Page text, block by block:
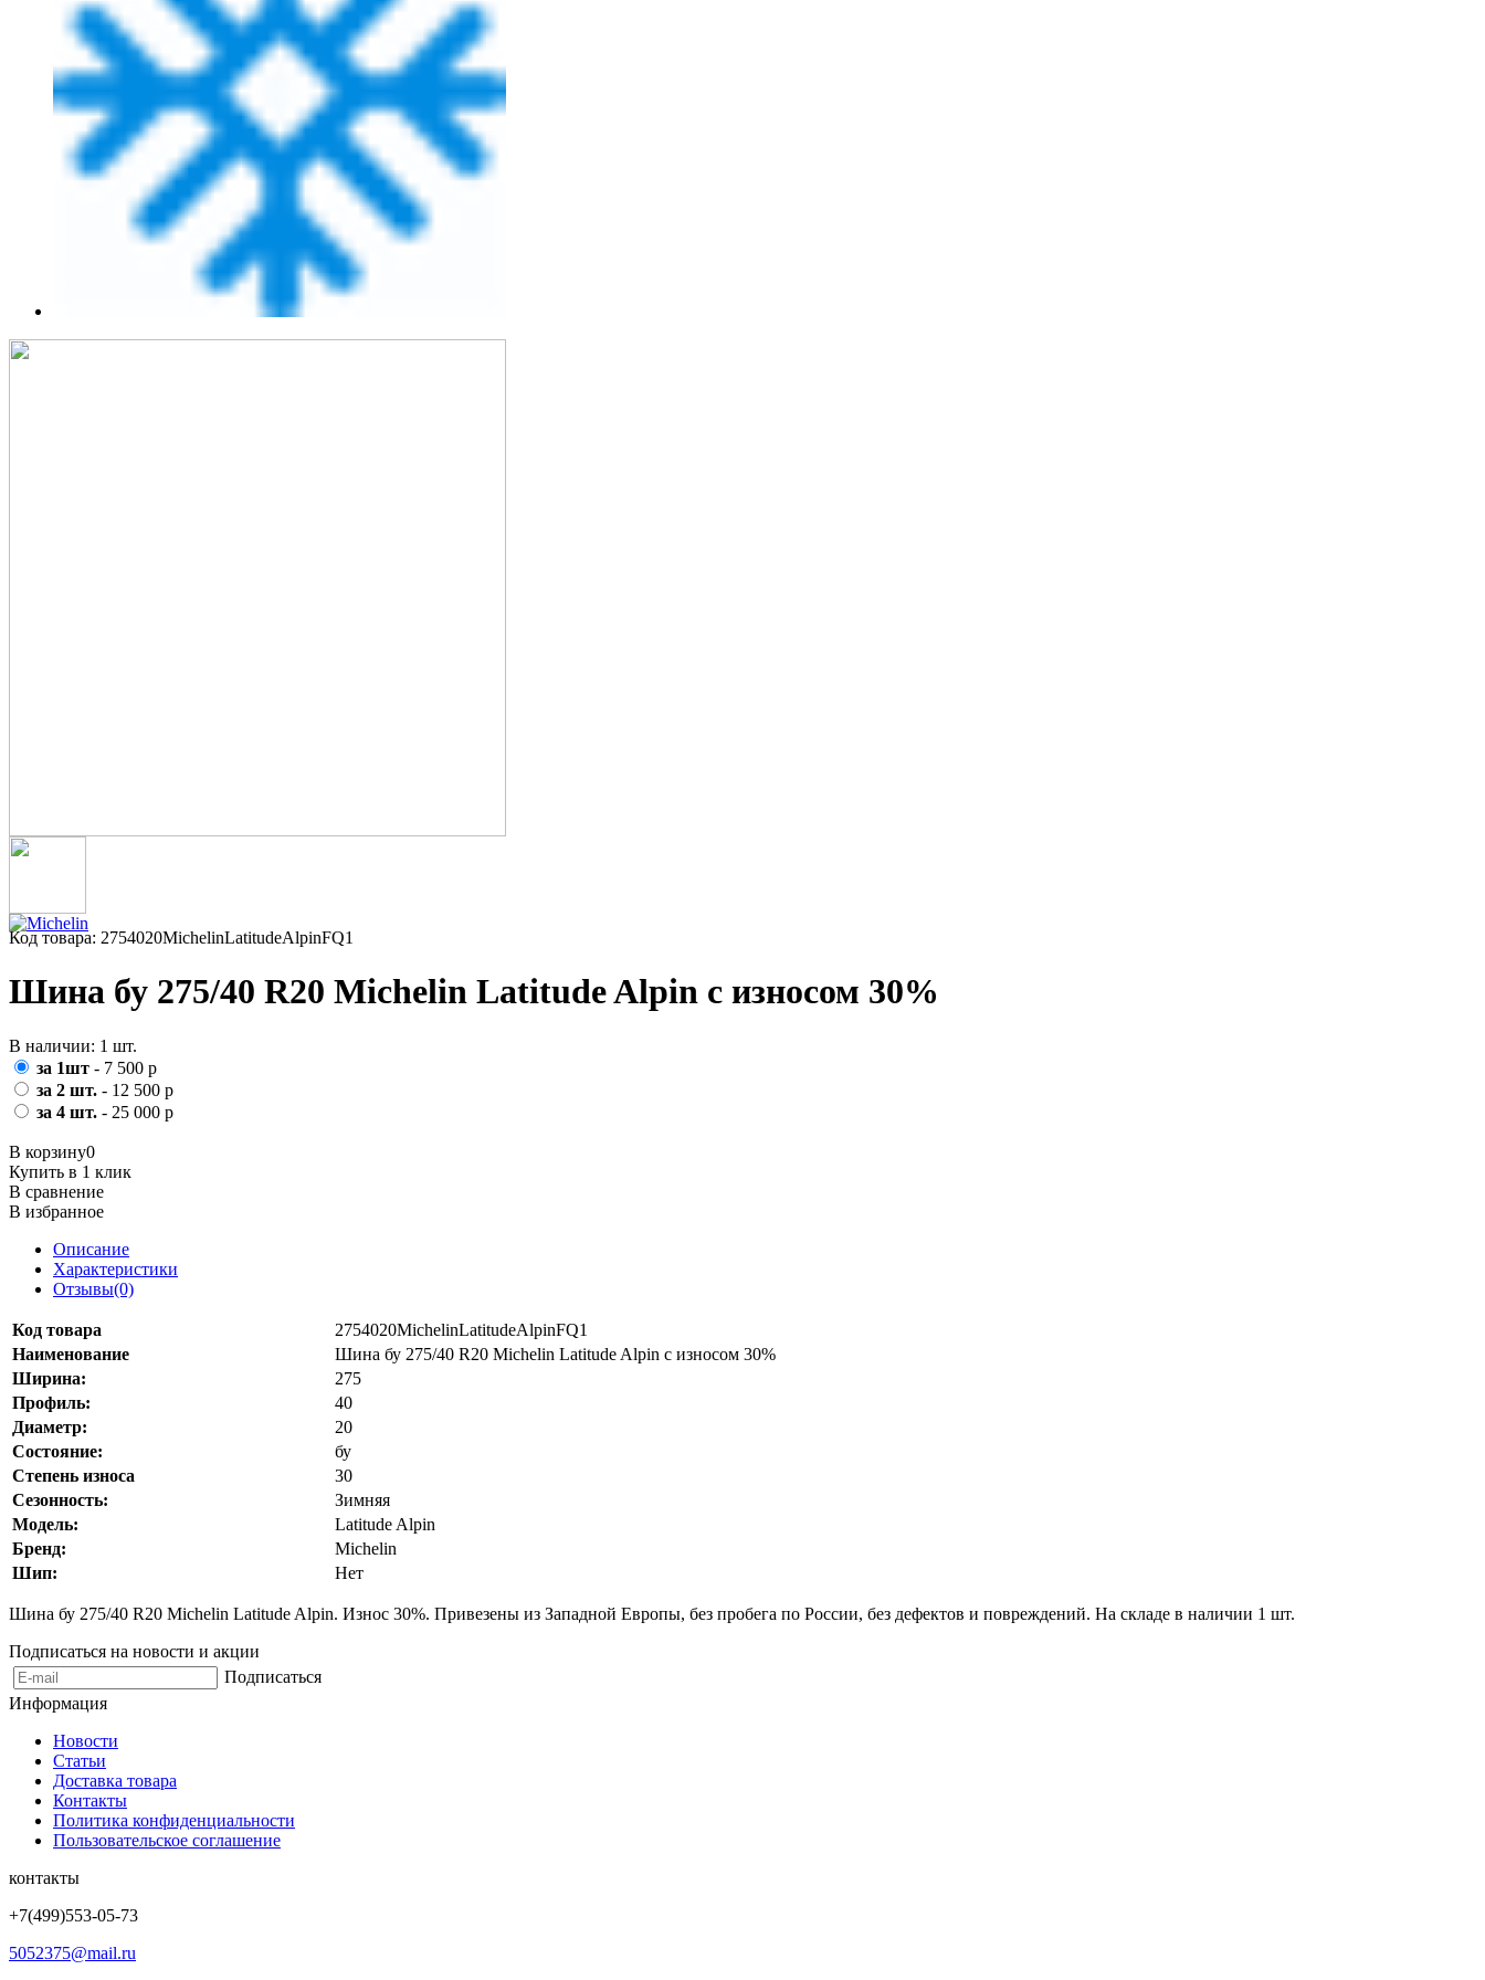
Код товара: 2754020MichelinLatitudeAlpinFQ1
Шина бу 275/40 R20 Michelin Latitude Alpin с износом 30%
В наличии: 1 шт.
за 1шт - 7 500 р
за 2 шт. - 12 500 р
за 4 шт. - 25 000 р
В корзину0
Купить в 1 клик
В сравнение
В избранное
Описание
Характеристики
Отзывы(0)
Код товара
2754020MichelinLatitudeAlpinFQ1
Наименование
Шина бу 275/40 R20 Michelin Latitude Alpin с износом 30%
Ширина:
275
Профиль:
40
Диаметр:
20
Состояние:
бу
Степень износа
30
Сезонность:
Зимняя
Модель:
Latitude Alpin
Бренд:
Michelin
Шип:
Нет
Шина бу 275/40 R20 Michelin Latitude Alpin. Износ 30%. Привезены из Западной Европы, без пробега по России, без дефектов и повреждений. На складе в наличии 1 шт.
Подписаться на новости и акции
Подписаться
Информация
Новости
Статьи
Доставка товара
Контакты
Политика конфиденциальности
Пользовательское соглашение
контакты
+7(499)553-05-73
5052375@mail.ru